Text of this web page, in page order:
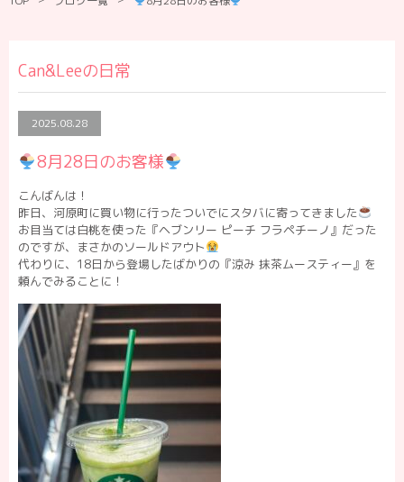
Can&Leeの日常
2025.08.28
8月28日のお客様
こんばんは！
昨日、河原町に買い物に行ったついでにスタバに寄ってきました
お目当ては白桃を使った『ヘブンリー ピーチ フラペチーノ』だった
のですが、まさかのソールドアウト
代わりに、18日から登場したばかりの『涼み 抹茶ムースティー』を
頼んでみることに！